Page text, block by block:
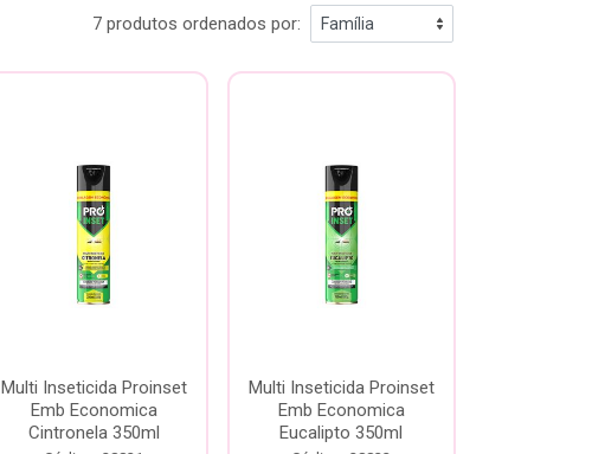
7 produtos ordenados por:
Multi Inseticida Proinset
Emb Economica
Cintronela 350ml
Multi Inseticida Proinset
Emb Economica
Eucalipto 350ml